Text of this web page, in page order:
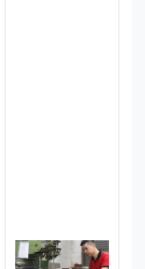
Metalletiketts